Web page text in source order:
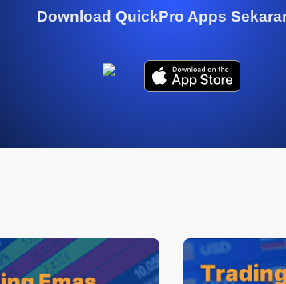
Download QuickPro Apps